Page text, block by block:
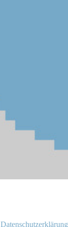
Datenschutzerklärung